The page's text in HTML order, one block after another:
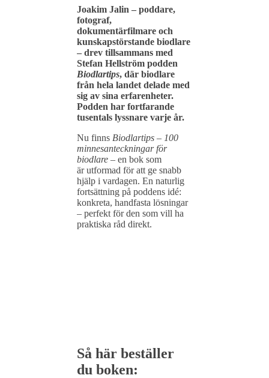
Joakim Jalin – poddare,
fotograf,
dokumentärfilmare och
kunskapstörstande biodlare
– drev tillsammans med
Stefan Hellström podden
Biodlartips, där biodlare
från hela landet delade med
sig av sina erfarenheter.
Podden har fortfarande
tusentals lyssnare varje år.
Nu finns Biodlartips – 100
minnesanteckningar för
biodlare – en bok som
är utformad föratt ge snabb
hjälp i vardagen. En naturlig
fortsättning på poddens idé:
konkreta, handfasta lösningar
– perfekt för den som vill ha
praktiska råd direkt.
Så här beställer
du boken: